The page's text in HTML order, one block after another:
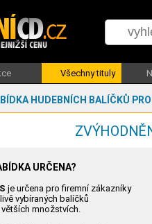
Všechny tituly
HUDEBNÍCH BALÍČKŮ
URČENA?
je určena pro firemní zákazníky
vybíraných balíčků
množstvích.